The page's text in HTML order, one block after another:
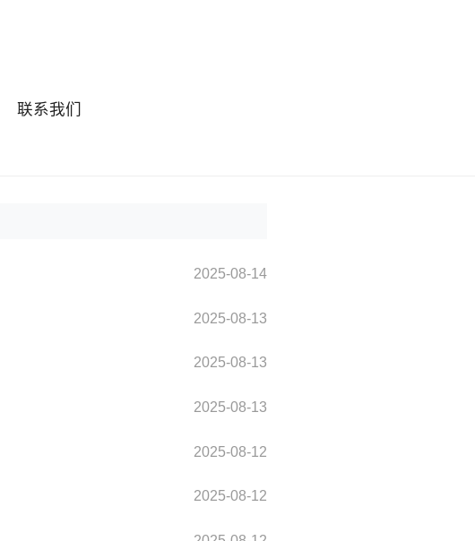
联系我们
2025-08-14
2025-08-13
2025-08-13
2025-08-13
2025-08-12
2025-08-12